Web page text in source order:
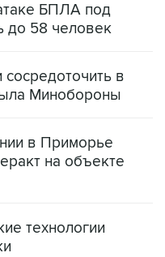
БПЛА под
до 58 человек
в
Минобороны
в Приморье
на объекте
технологии